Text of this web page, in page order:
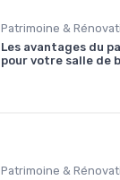
Patrimoine &
Les avantages du
pour votre salle de
Patrimoine &